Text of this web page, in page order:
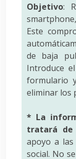
Objetivo:
Este
de baja
Introduce
formulario
eliminar los
* La
tratará de
apoyo a
social. No